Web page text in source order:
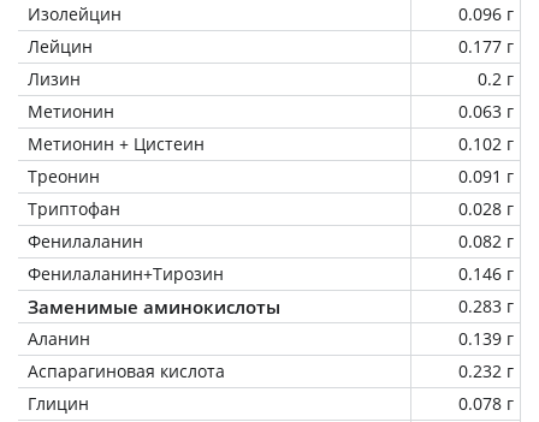
Изолейцин
0.096 г
Лейцин
0.177 г
Лизин
0.2 г
Метионин
0.063 г
Метионин + Цистеин
0.102 г
Треонин
0.091 г
Триптофан
0.028 г
Фенилаланин
0.082 г
Фенилаланин+Тирозин
0.146 г
Заменимые аминокислоты
0.283 г
Аланин
0.139 г
Аспарагиновая кислота
0.232 г
Глицин
0.078 г